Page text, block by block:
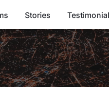
Stories